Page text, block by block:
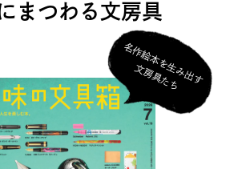
まつわる文房具
名
作
絵
本
を
生
み
出
す
文
房
具
た
ち